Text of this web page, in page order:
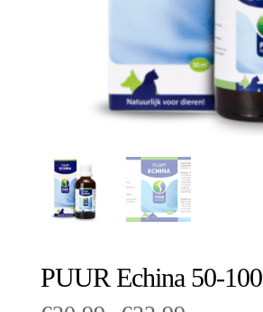
PUUR Echina 50-